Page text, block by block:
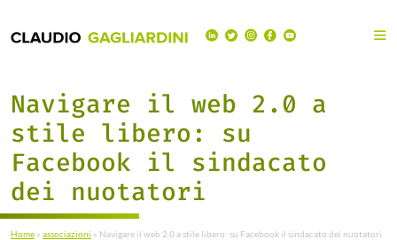
Navigare il web 2.0 a
stile libero: su
Facebook il sindacato
dei nuotatori
Home » associazioni » Navigare il web 2.0 a stile libero: su Facebook il sindacato dei nuotatori